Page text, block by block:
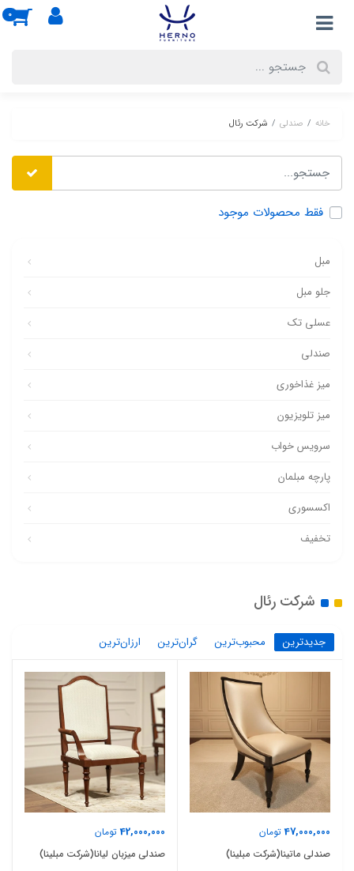
0
خانه صندلی شرکت رئال
فقط محصولات موجود
مبل
جلو مبل
عسلی تک
صندلی
میز غذاخوری
میز تلویزیون
سرویس خواب
پارچه مبلمان
اکسسوری
تخفیف
شرکت رئال
جدیدترین محبوب‌ترین گران‌ترین ارزان‌ترین
47,000,000تومان
صندلی ماتینا(شرکت مبلینا)
42,000,000تومان
صندلی میزبان لیانا(شرکت مبلینا)